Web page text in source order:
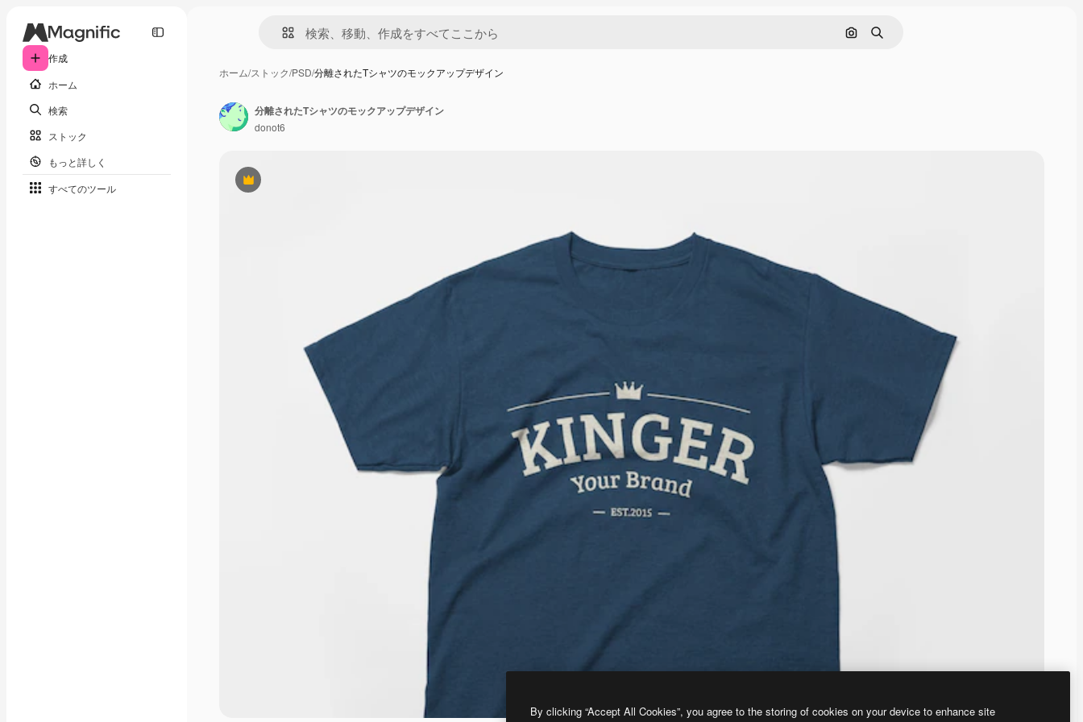
作成
ホーム
検索
ストック
もっと詳しく
すべてのツール
画像で検索
検索
ホーム/ストック/PSD/分離されたTシャツのモックアップデザイン
Premium
分離されたTシャツのモックアップデザイン
donot6
By clicking “Accept All Cookies”, you agree to the storing of cookies on your device to enhance site